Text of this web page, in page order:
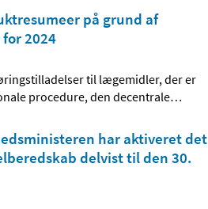
på grund af
2024
til lægemidler, der er
procedure, den decentrale…
har aktiveret det
delvist til den 30.